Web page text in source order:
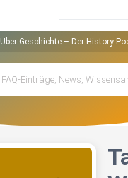
Über Geschichte – Der History-